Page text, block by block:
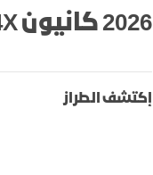
2026 كانيون AT4X
إكتشف الطراز